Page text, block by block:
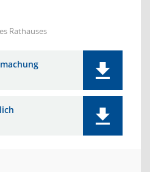
Rathauses